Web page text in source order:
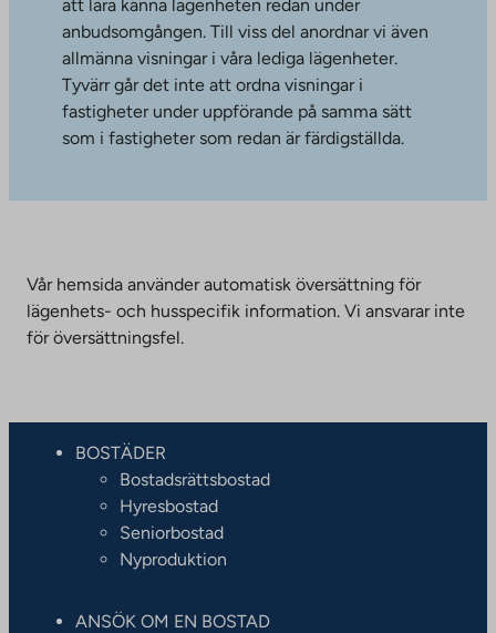
att lära känna lägenheten redan under
anbudsomgången. Till viss del anordnar vi även
allmänna visningar i våra lediga lägenheter.
Tyvärr går det inte att ordna visningar i
fastigheter under uppförande på samma sätt
som i fastigheter som redan är färdigställda.
Vår hemsida använder automatisk översättning för
lägenhets- och husspecifik information. Vi ansvarar inte
för översättningsfel.
BOSTÄDER
Bostadsrättsbostad
Hyresbostad
Seniorbostad
Nyproduktion
ANSÖK OM EN BOSTAD